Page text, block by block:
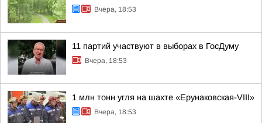
Вчера, 18:53
11 партий участвуют в выборах в ГосДуму
Вчера, 18:53
1 млн тонн угля на шахте «Ерунаковская-VIII»
Вчера, 18:53